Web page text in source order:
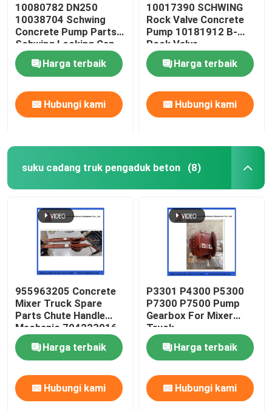
10080782 DN250
10038704 Schwing
Concrete Pump Parts
Schwing Locking Cap
Harga terbaik
Hubungi kami
10017390 SCHWING
Rock Valve Concrete
Pump 10181912 B-
Rock Valve
220/180/10059467
210/180Harga terbaik
Hubungi kami
suku cadang truk pengaduk beton (8)
955963205 Concrete
Mixer Truck Spare
Parts Chute Handle
Mechanic 704223016
Harga terbaik
Hubungi kami
P3301 P4300 P5300
P7300 P7500 Pump
Gearbox For Mixer
Truck
Harga terbaik
Hubungi kami